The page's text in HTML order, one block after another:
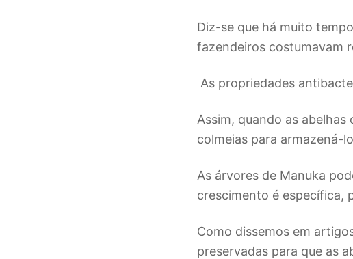
Diz-se que há muito
fazendeiros costumavam
As propriedades
Assim, quando as
colmeias para armazená-
As árvores de Manuka
crescimento é específica,
Como dissemos em
preservadas para que as